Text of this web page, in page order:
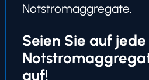
Notstromaggregate.
Seien Sie auf
auf!